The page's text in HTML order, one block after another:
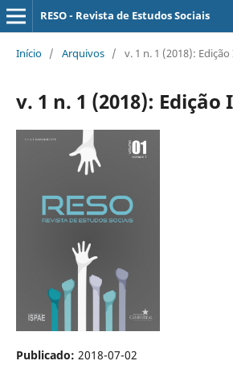
RESO - Revista de Estudos Sociais
Início / Arquivos / v. 1 n. 1 (2018):
v. 1 n. 1 (2018):
Publicado: 2018-07-02